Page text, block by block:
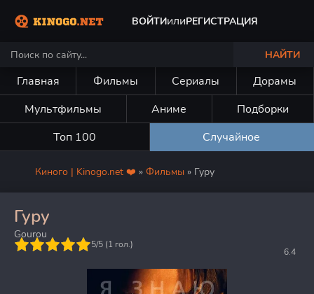
ВОЙТИилиРЕГИСТРАЦИЯ
НАЙТИ
Главная Фильмы Сериалы
Дорамы
Мультфильмы
Аниме
Подборки
Топ 100
Случайное
Киного | Kinogo.net ❤️ » Фильмы » Гуру
Гуру
Gourou
6.4
5/5 (1 гол.)